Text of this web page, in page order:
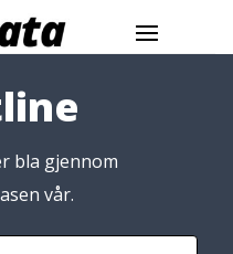
bla gjennom
vår.